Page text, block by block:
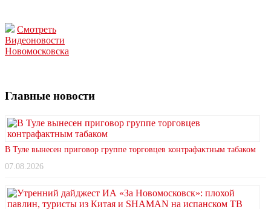
Смотреть
Видеоновости
Новомосковска
Главные новости
В Туле вынесен приговор группе торговцев контрафактным табаком
07.08.2026